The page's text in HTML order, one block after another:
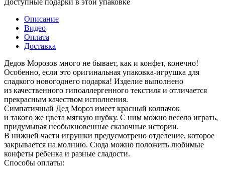
Описание
Видео
Оплата
Доставка
Дедов Морозов много не бывает, как и конфет, конечно!
Особенно, если это оригинальная упаковка‑игрушка для
сладкого новогоднего подарка! Изделие выполнено
из качественного гипоаллергенного текстиля и отличается
прекрасным качеством исполнения.
Симпатичный Дед Мороз имеет красный колпачок
и такого же цвета мягкую шубку. С ним можно весело играть,
придумывая необыкновенные сказочные истории.
В нижней части игрушки предусмотрено отделение, которое
закрывается на молнию. Сюда можно положить любимые
конфеты ребенка и разные сладости.
Способы оплаты: